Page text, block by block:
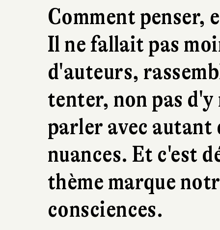
Comment penser,
Il ne fallait pas
d'auteurs,
tenter, non pas
parler avec autant
nuances. Et c'est
thème marque
consciences.